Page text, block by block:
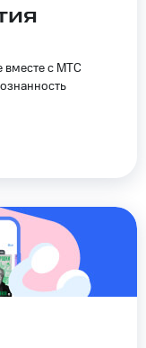
вместе с МТС